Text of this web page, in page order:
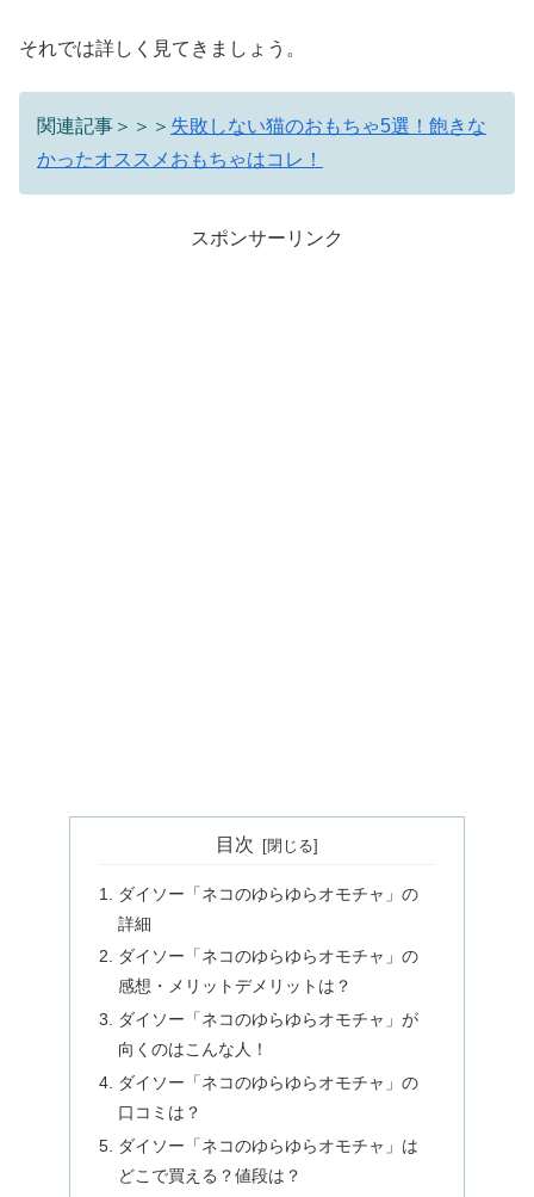
それでは詳しく見てきましょう。
関連記事＞＞＞ 失敗しない猫のおもちゃ5選！飽きな
かったオススメおもちゃはコレ！
スポンサーリンク
目次
ダイソー「ネコのゆらゆらオモチャ」の
詳細
ダイソー「ネコのゆらゆらオモチャ」の
感想・メリットデメリットは？
ダイソー「ネコのゆらゆらオモチャ」が
向くのはこんな人！
ダイソー「ネコのゆらゆらオモチャ」の
口コミは？
ダイソー「ネコのゆらゆらオモチャ」は
どこで買える？値段は？